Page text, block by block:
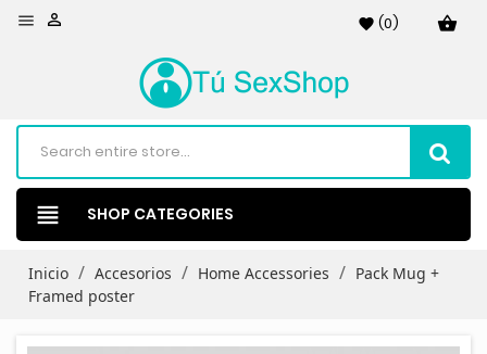
favorite (0)
 shopping_basket

view_headline SHOP CATEGORIES
Inicio Accesorios Home Accessories
Pack Mug +
Framed poster